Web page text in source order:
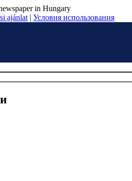
in Hungary
ajánlat | Условия использования